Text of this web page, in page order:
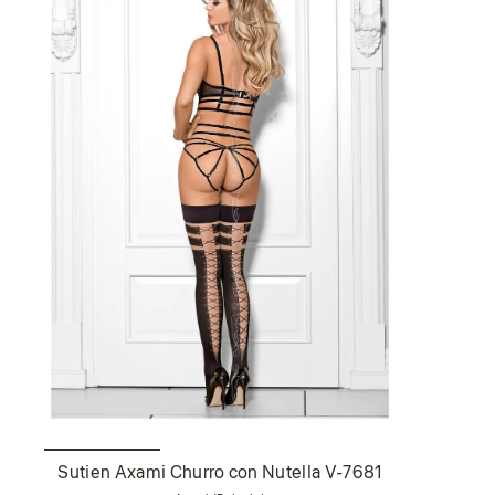
Sutien Axami Churro con Nutella V-7681